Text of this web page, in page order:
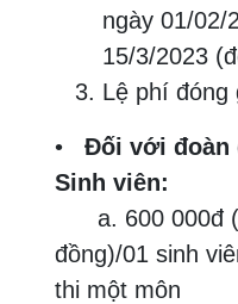
ngày 01/02/
15/3/2023
Lệ phí đóng
•Đối với đoàn
Sinh viên:
a. 600 000đ
đồng)/01 sinh
thi một môn